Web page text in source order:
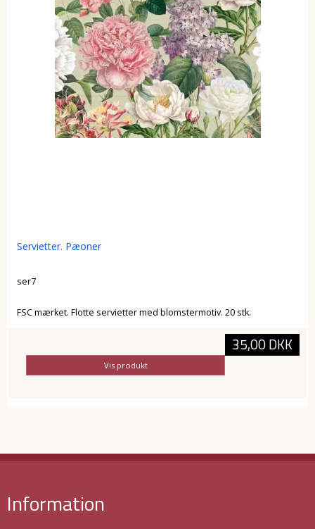
Servietter. Pæoner
ser7
FSC mærket. Flotte servietter med blomstermotiv. 20 stk.
35,00 DKK
Vis produkt
Information